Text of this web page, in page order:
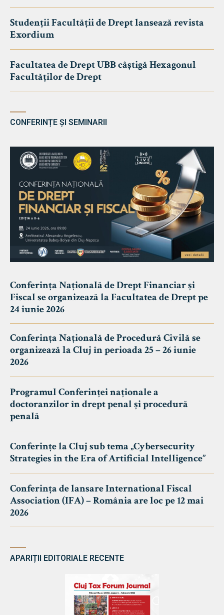
Studenții Facultății de Drept lansează revista
Exordium
Facultatea de Drept UBB câștigă Hexagonul
Facultăților de Drept
CONFERINȚE ȘI SEMINARII
Conferința Națională de Drept Financiar și
Fiscal se organizează la Facultatea de Drept pe
24 iunie 2026
Conferința Națională de Procedură Civilă se
organizează la Cluj în perioada 25 – 26 iunie
2026
Programul Conferinței naționale a
doctoranzilor în drept penal și procedură
penală
Conferințe la Cluj sub tema „Cybersecurity
Strategies in the Era of Artificial Intelligence”
Conferința de lansare International Fiscal
Association (IFA) – România are loc pe 12 mai
2026
APARIȚII EDITORIALE RECENTE